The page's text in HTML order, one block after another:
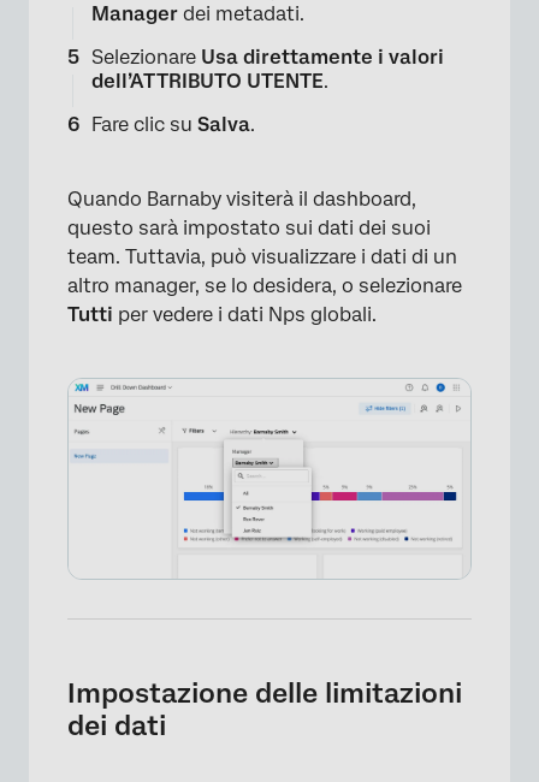
×
Manager dei metadati.
Selezionare Usa direttamente i valori
dell’ATTRIBUTO UTENTE.
Fare clic su Salva.
Quando Barnaby visiterà il dashboard,
questo sarà impostato sui dati dei suoi
team. Tuttavia, può visualizzare i dati di un
altro manager, se lo desidera, o selezionare
Tutti per vedere i dati Nps globali.
Impostazione delle limitazioni
dei dati